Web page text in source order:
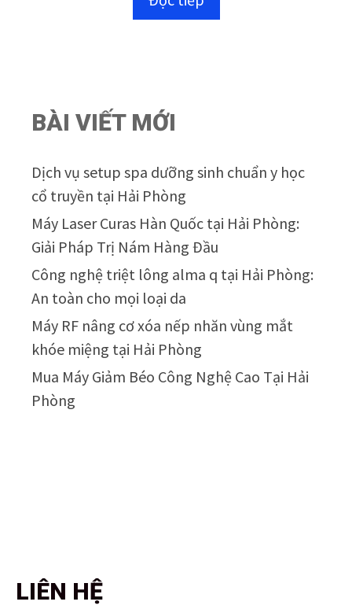
BÀI VIẾT MỚI
Dịch vụ setup spa dưỡng sinh chuẩn y học
cổ truyền tại Hải Phòng
Máy Laser Curas Hàn Quốc tại Hải Phòng:
Giải Pháp Trị Nám Hàng Đầu
Công nghệ triệt lông alma q tại Hải Phòng:
An toàn cho mọi loại da
Máy RF nâng cơ xóa nếp nhăn vùng mắt
khóe miệng tại Hải Phòng
Mua Máy Giảm Béo Công Nghệ Cao Tại Hải
Phòng
LIÊN HỆ